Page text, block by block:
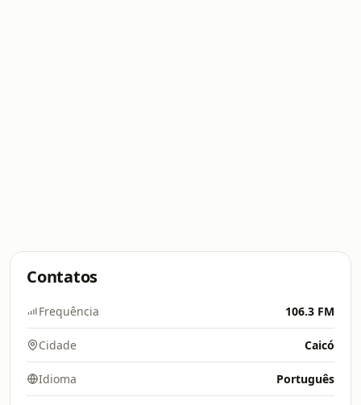
Contatos
Frequência 106.3 FM
Cidade Caicó
Idioma Português